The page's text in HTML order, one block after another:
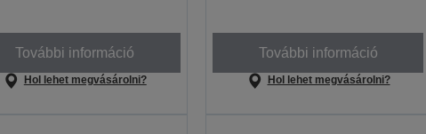
További információ
Hol lehet megvásárolni?
További információ
Hol lehet megvásárolni?